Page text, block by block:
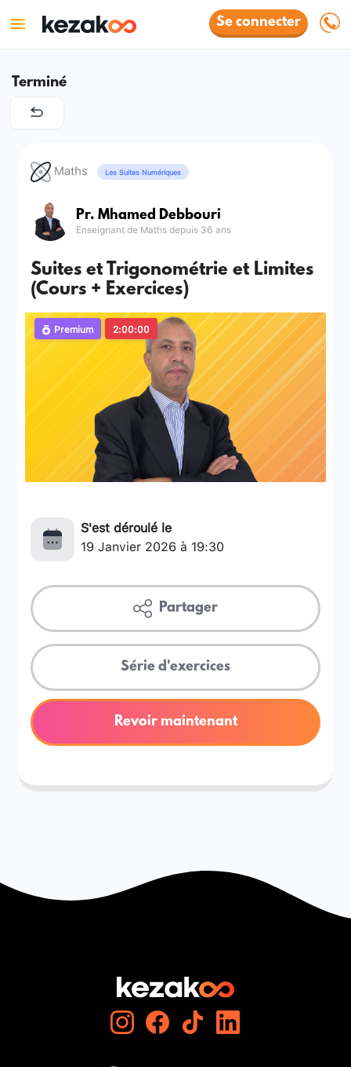
Se connecter
Terminé
Maths Les Suites Numériques
Pr. Mhamed Debbouri
Enseignant de Maths depuis 36 ans
Suites et Trigonométrie et Limites
(Cours + Exercices)
Premium 2:00:00
S'est déroulé le
19 Janvier 2026 à 19:30
Partager
Série d'exercices
Revoir maintenant